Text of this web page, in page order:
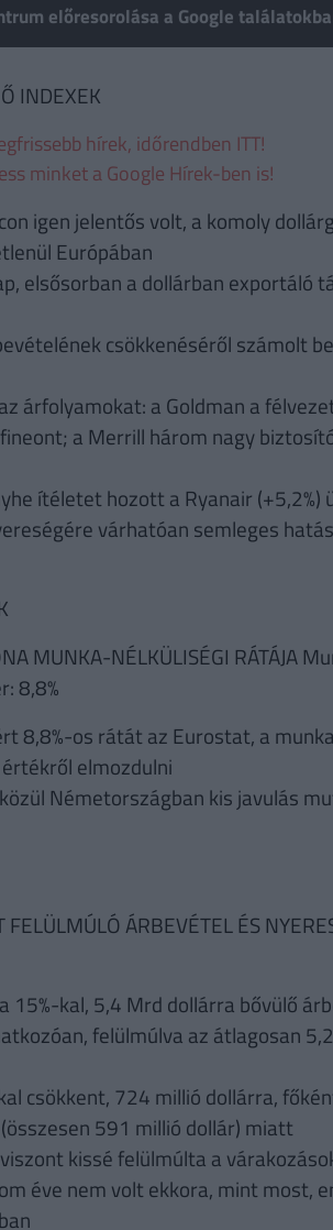
előresorolása a Google
INDEXEK
hírek, időrendben ITT!
minket a Google Hírek-ben is!
igen jelentős volt, a komoly
Európában
elsősorban a dollárban exportáló
csökkenéséről számolt
árfolyamokat: a Goldman a
a Merrill három nagy
ítéletet hozott a Ryanair (+5,2%)
várhatóan semleges
MUNKA-NÉLKÜLISÉGI RÁTÁJA
8,8%
8,8%-os rátát az Eurostat, a
elmozdulni
Németországban kis javulás
FELÜLMÚLÓ ÁRBEVÉTEL ÉS
kal, 5,4 Mrd dollárra bővülő
felülmúlva az átlagosan
csökkent, 724 millió dollárra,
591 millió dollár) miatt
kissé felülmúlta a
éve nem volt ekkora, mint most,